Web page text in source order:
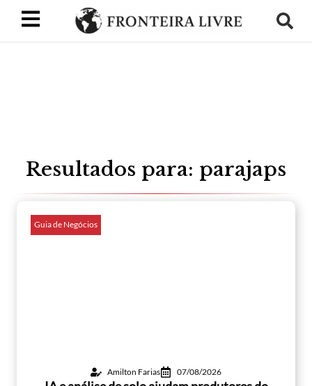
Resultados para: parajaps
Guia de Negócios
Amilton Farias 07/08/2026